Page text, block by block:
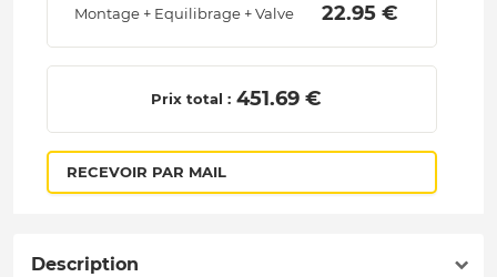
Montage + Equilibrage + Valve 22.95 €
Prix total : 451.69 €
RECEVOIR PAR MAIL
Description